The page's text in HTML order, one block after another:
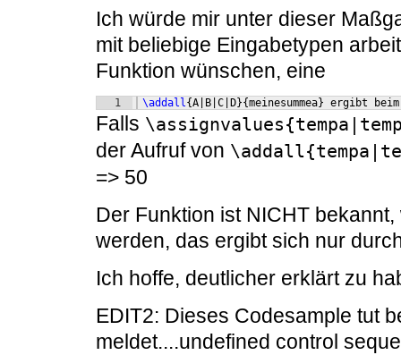
Ich würde mir unter dieser
mit beliebige Eingabetypen
Funktion wünschen, eine
1 \addall{A|B|C|D}{meinesummea} ergibt
Falls
der Aufruf von
=> 50
Der Funktion ist NICHT
werden, das ergibt sich nur
Ich hoffe, deutlicher erklärt zu
EDIT2: Dieses Codesample tut
meldet....undefined control